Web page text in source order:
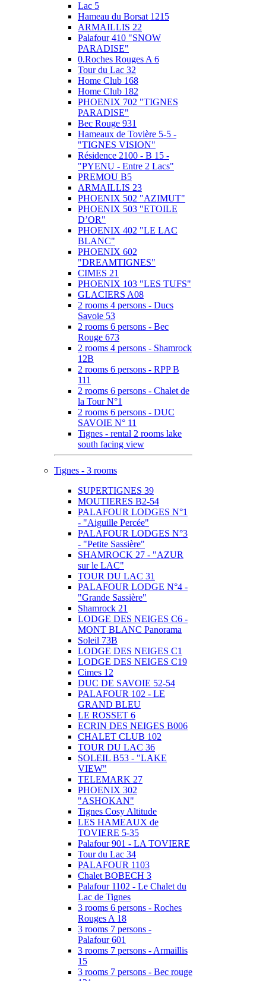
Lac 5
Hameau du Borsat 1215
ARMAILLIS 22
Palafour 410 "SNOW
PARADISE"
0.Roches Rouges A 6
Tour du Lac 32
Home Club 168
Home Club 182
PHOENIX 702 "TIGNES
PARADISE"
Bec Rouge 931
Hameaux de Tovière 5-5 -
"TIGNES VISION"
Résidence 2100 - B 15 -
"PYENU - Entre 2 Lacs"
PREMOU B5
ARMAILLIS 23
PHOENIX 502 "AZIMUT"
PHOENIX 503 "ETOILE
D’OR"
PHOENIX 402 "LE LAC
BLANC"
PHOENIX 602
"DREAMTIGNES"
CIMES 21
PHOENIX 103 "LES TUFS"
GLACIERS A08
2 rooms 4 persons - Ducs
Savoie 53
2 rooms 6 persons - Bec
Rouge 673
2 rooms 4 persons - Shamrock
12B
2 rooms 6 persons - RPP B
111
2 rooms 6 persons - Chalet de
la Tour N°1
2 rooms 6 persons - DUC
SAVOIE N° 11
Tignes - rental 2 rooms lake
south facing view
Tignes - 3 rooms
SUPERTIGNES 39
MOUTIERES B2-54
PALAFOUR LODGES N°1
- "Aiguille Percée"
PALAFOUR LODGES N°3
- "Petite Sassière"
SHAMROCK 27 - "AZUR
sur le LAC"
TOUR DU LAC 31
PALAFOUR LODGE N°4 -
"Grande Sassière"
Shamrock 21
LODGE DES NEIGES C6 -
MONT BLANC Panorama
Soleil 73B
LODGE DES NEIGES C1
LODGE DES NEIGES C19
Cimes 12
DUC DE SAVOIE 52-54
PALAFOUR 102 - LE
GRAND BLEU
LE ROSSET 6
ECRIN DES NEIGES B006
CHALET CLUB 102
TOUR DU LAC 36
SOLEIL B53 - "LAKE
VIEW"
TELEMARK 27
PHOENIX 302
"ASHOKAN"
Tignes Cosy Altitude
LES HAMEAUX de
TOVIERE 5-35
Palafour 901 - LA TOVIERE
Tour du Lac 34
PALAFOUR 1103
Chalet BOBECH 3
Palafour 1102 - Le Chalet du
Lac de Tignes
3 rooms 6 persons - Roches
Rouges A 18
3 rooms 7 persons -
Palafour 601
3 rooms 7 persons - Armaillis
15
3 rooms 7 persons - Bec rouge